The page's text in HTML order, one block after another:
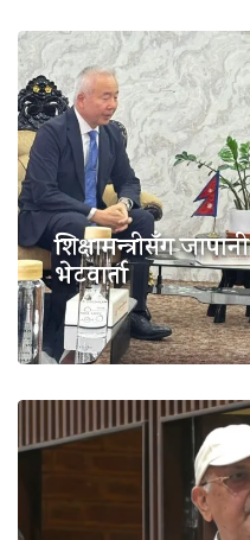
शिक्षामन्त्रीसँग
भेटवार्ता